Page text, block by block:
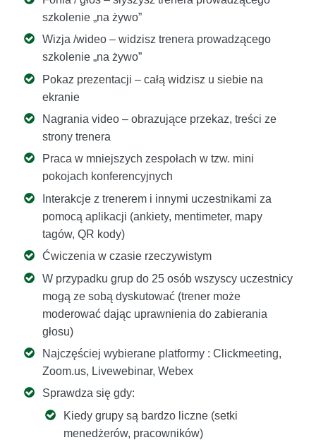
szkolenie „na żywo”
Wizja /wideo – widzisz trenera prowadzącego
szkolenie „na żywo”
Pokaz prezentacji – całą widzisz u siebie na
ekranie
Nagrania video – obrazujące przekaz, treści ze
strony trenera
Praca w mniejszych zespołach w tzw. mini
pokojach konferencyjnych
Interakcje z trenerem i innymi uczestnikami za
pomocą aplikacji (ankiety, mentimeter, mapy
tagów, QR kody)
Ćwiczenia w czasie rzeczywistym
W przypadku grup do 25 osób wszyscy uczestnicy
mogą ze sobą dyskutować (trener może
moderować dając uprawnienia do zabierania
głosu)
Najczęściej wybierane platformy : Clickmeeting,
Zoom.us, Livewebinar, Webex
Sprawdza się gdy:
Kiedy grupy są bardzo liczne (setki
menedżerów, pracowników)